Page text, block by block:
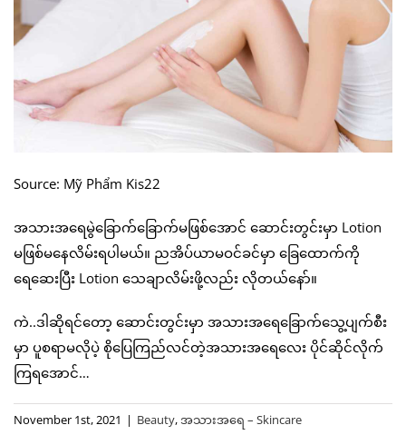
Source: Mỹ Phẩm Kis22
အသားအရေမွဲခြောက်ခြောက်မဖြစ်အောင် ဆောင်းတွင်းမှာ Lotion
မဖြစ်မနေလိမ်းရပါမယ်။ ညအိပ်ယာမဝင်ခင်မှာ ခြေထောက်ကို
ရေဆေးပြီး Lotion သေချာလိမ်းဖို့လည်း လိုတယ်နော်။
ကဲ..ဒါဆိုရင်တော့ ဆောင်းတွင်းမှာ အသားအရေခြောက်သွေ့ပျက်စီး
မှာ ပူစရာမလိုပဲ့ စိုပြေကြည်လင်တဲ့အသားအရေလေး ပိုင်ဆိုင်လိုက်
ကြရအောင်…
November 1st, 2021 | Beauty,အသားအရေ – Skincare